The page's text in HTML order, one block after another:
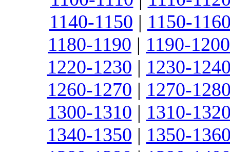
1140-1150 | 1150-
1180-1190 | 1190-1200
1220-1230 | 1230-
1260-1270 | 1270-
1300-1310 | 1310-
1340-1350 | 1350-